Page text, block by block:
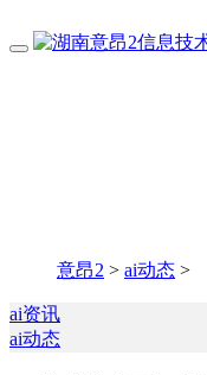
意昂2 > ai动态 >
ai资讯
ai动态